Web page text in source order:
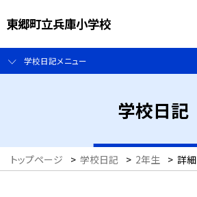
東郷町立兵庫小学校
学校日記メニュー
学校日記
トップページ > 学校日記 > 2年生 > 詳細